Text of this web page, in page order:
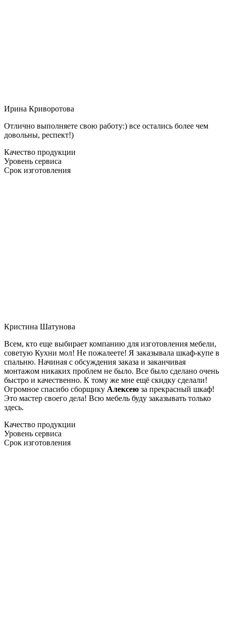
Ирина Криворотова
Отлично выполняете свою работу:) все остались более чем
довольны, респект!)
Качество продукции
Уровень сервиса
Срок изготовления
Кристина Шатунова
Всем, кто еще выбирает компанию для изготовления мебели,
советую Кухни мол! Не пожалеете! Я заказывала шкаф-купе в
спальню. Начиная с обсуждения заказа и заканчивая
монтажом никаких проблем не было. Все было сделано очень
быстро и качественно. К тому же мне ещё скидку сделали!
Огромное спасибо сборщику Алексею за прекрасный шкаф!
Это мастер своего дела! Всю мебель буду заказывать только
здесь.
Качество продукции
Уровень сервиса
Срок изготовления